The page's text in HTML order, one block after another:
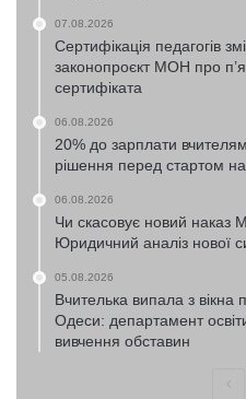
07.08.2026
Сертифікація педагогів
законопроєкт МОН про
сертифіката
06.08.2026
20% до зарплати
рішення перед стартом
06.08.2026
Чи скасовує новий наказ
Юридичний аналіз нової
05.08.2026
Вчителька випала з вікна
Одеси: департамент
вивчення обставин